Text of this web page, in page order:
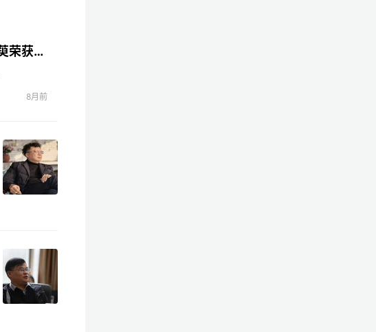
2025北京文艺网诗人奖：98岁诗人向明荣获特别奖，陈东东荣获诗人奖，茱萸荣获年度诗人奖！
8月前